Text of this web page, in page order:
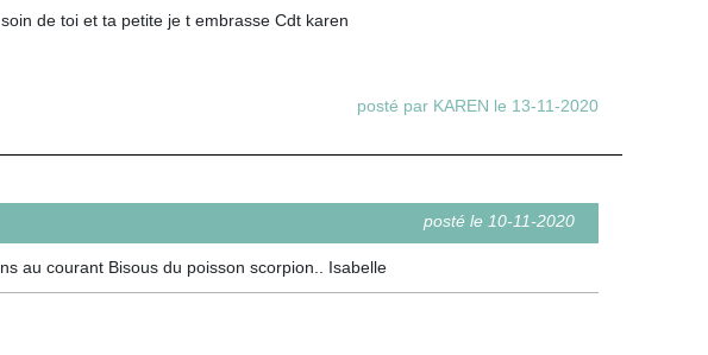
de toi et ta petite je t embrasse Cdt karen
posté par KAREN le 13-11-2020
posté le 10-11-2020
au courant Bisous du poisson scorpion.. Isabelle